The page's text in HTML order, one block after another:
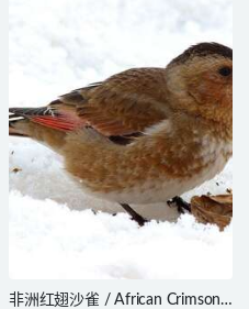
非洲红翅沙雀 / African Crimson-